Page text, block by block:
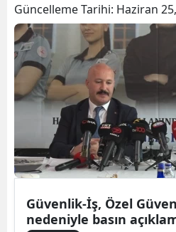
Güncelleme Tarihi: Haziran
Güvenlik-İş, Özel
nedeniyle basın